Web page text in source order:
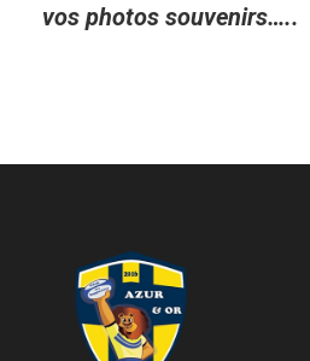
vos photos souvenirs…..